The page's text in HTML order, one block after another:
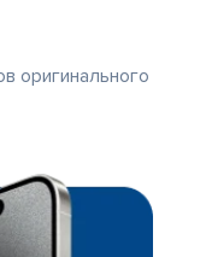
оригинального